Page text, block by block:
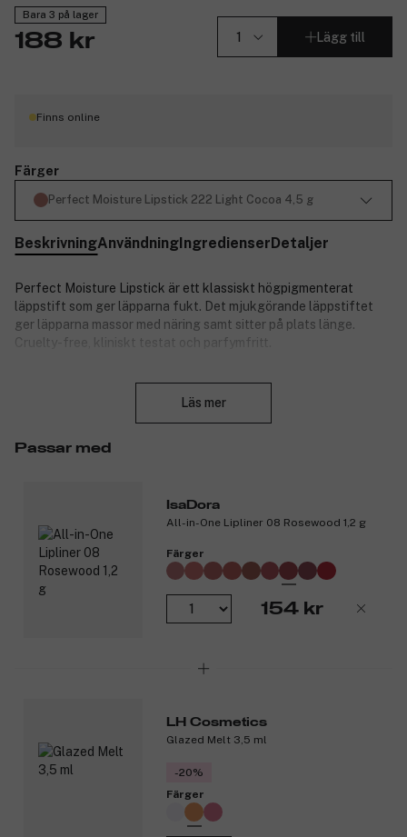
Bara 3 på lager
188 kr Lägg till
Finns online
Färger
Perfect Moisture Lipstick 222 Light Cocoa 4,5 g
BeskrivningAnvändningIngredienserDetaljer
Perfect Moisture Lipstick är ett klassiskt högpigmenterat
läppstift som ger läpparna fukt. Det mjukgörande läppstiftet
ger läpparna massor med näring samt sitter på plats länge.
Cruelty-free, kliniskt testat och parfymfritt.
Läs mer
Passar med
IsaDora
All-in-One Lipliner 08 Rosewood 1,2 g
Färger
154 kr
LH Cosmetics
Glazed Melt 3,5 ml
-20%
Färger